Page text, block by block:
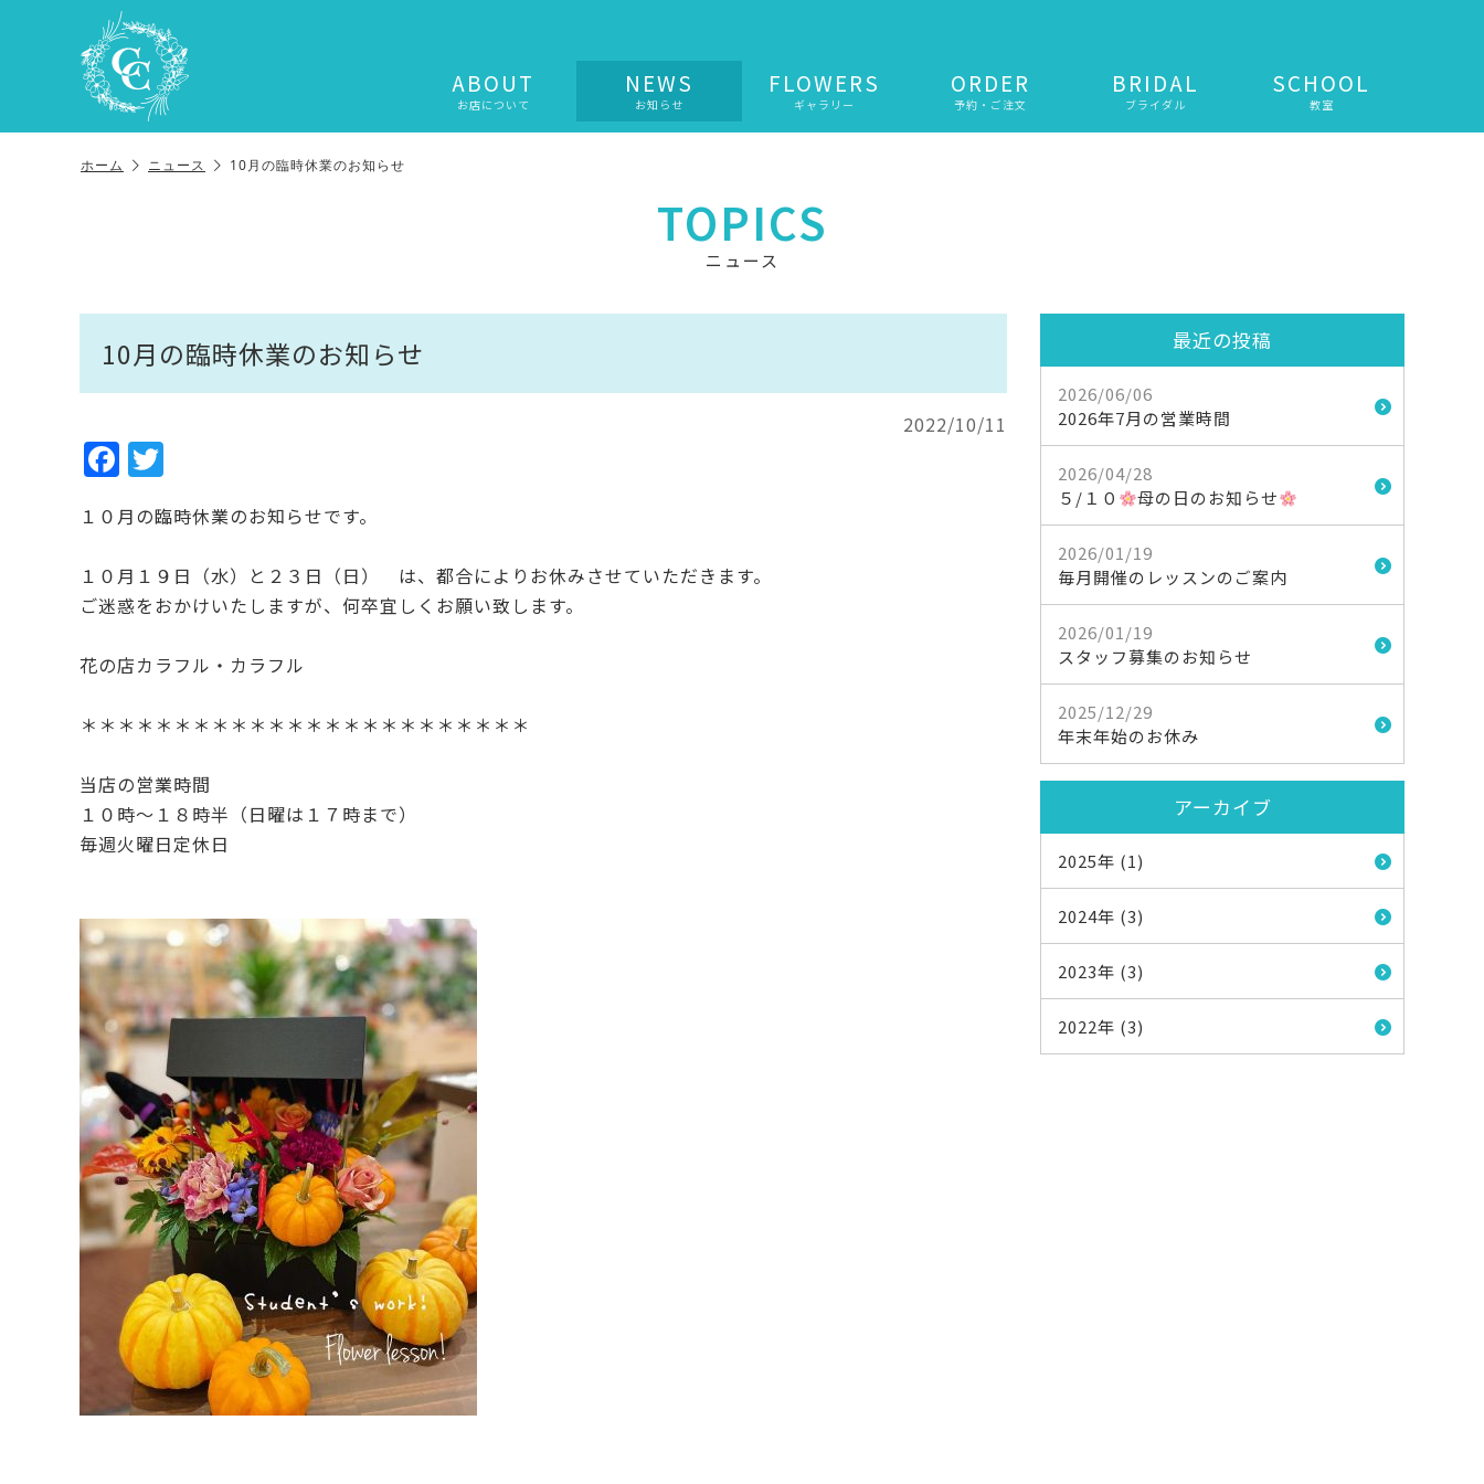
ABOUT
お店について
NEWS
お知らせ
FLOWERS
ギャラリー
ORDER
予約・ご注文
BRIDAL
ブライダル
SCHOOL
教室
ホーム ニュース 10月の臨時休業のお知らせ
TOPICS
ニュース
10月の臨時休業のお知らせ
2022/10/11
F
a
c
e
b
o
k
w
it
te
r
１０月の臨時休業のお知らせです。
１０月１９日（水）と２３日（日） は、都合によりお休みさせていただきます。
ご迷惑をおかけいたしますが、何卒宜しくお願い致します。
花の店カラフル・カラフル
＊＊＊＊＊＊＊＊＊＊＊＊＊＊＊＊＊＊＊＊＊＊＊＊
当店の営業時間
１０時～１８時半（日曜は１７時まで）
毎週火曜日定休日
最近の投稿
2026/06/06
2026年7月の営業時間
2026/04/28
５/１０
母の日のお知らせ
2026/01/19
毎月開催のレッスンのご案内
2026/01/19
スタッフ募集のお知らせ
2025/12/29
年末年始のお休み
アーカイブ
2025年 (1)
2024年 (3)
2023年 (3)
2022年 (3)